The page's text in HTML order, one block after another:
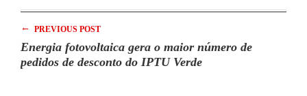
← PREVIOUS POST
Energia fotovoltaica gera o maior número de
pedidos de desconto do IPTU Verde